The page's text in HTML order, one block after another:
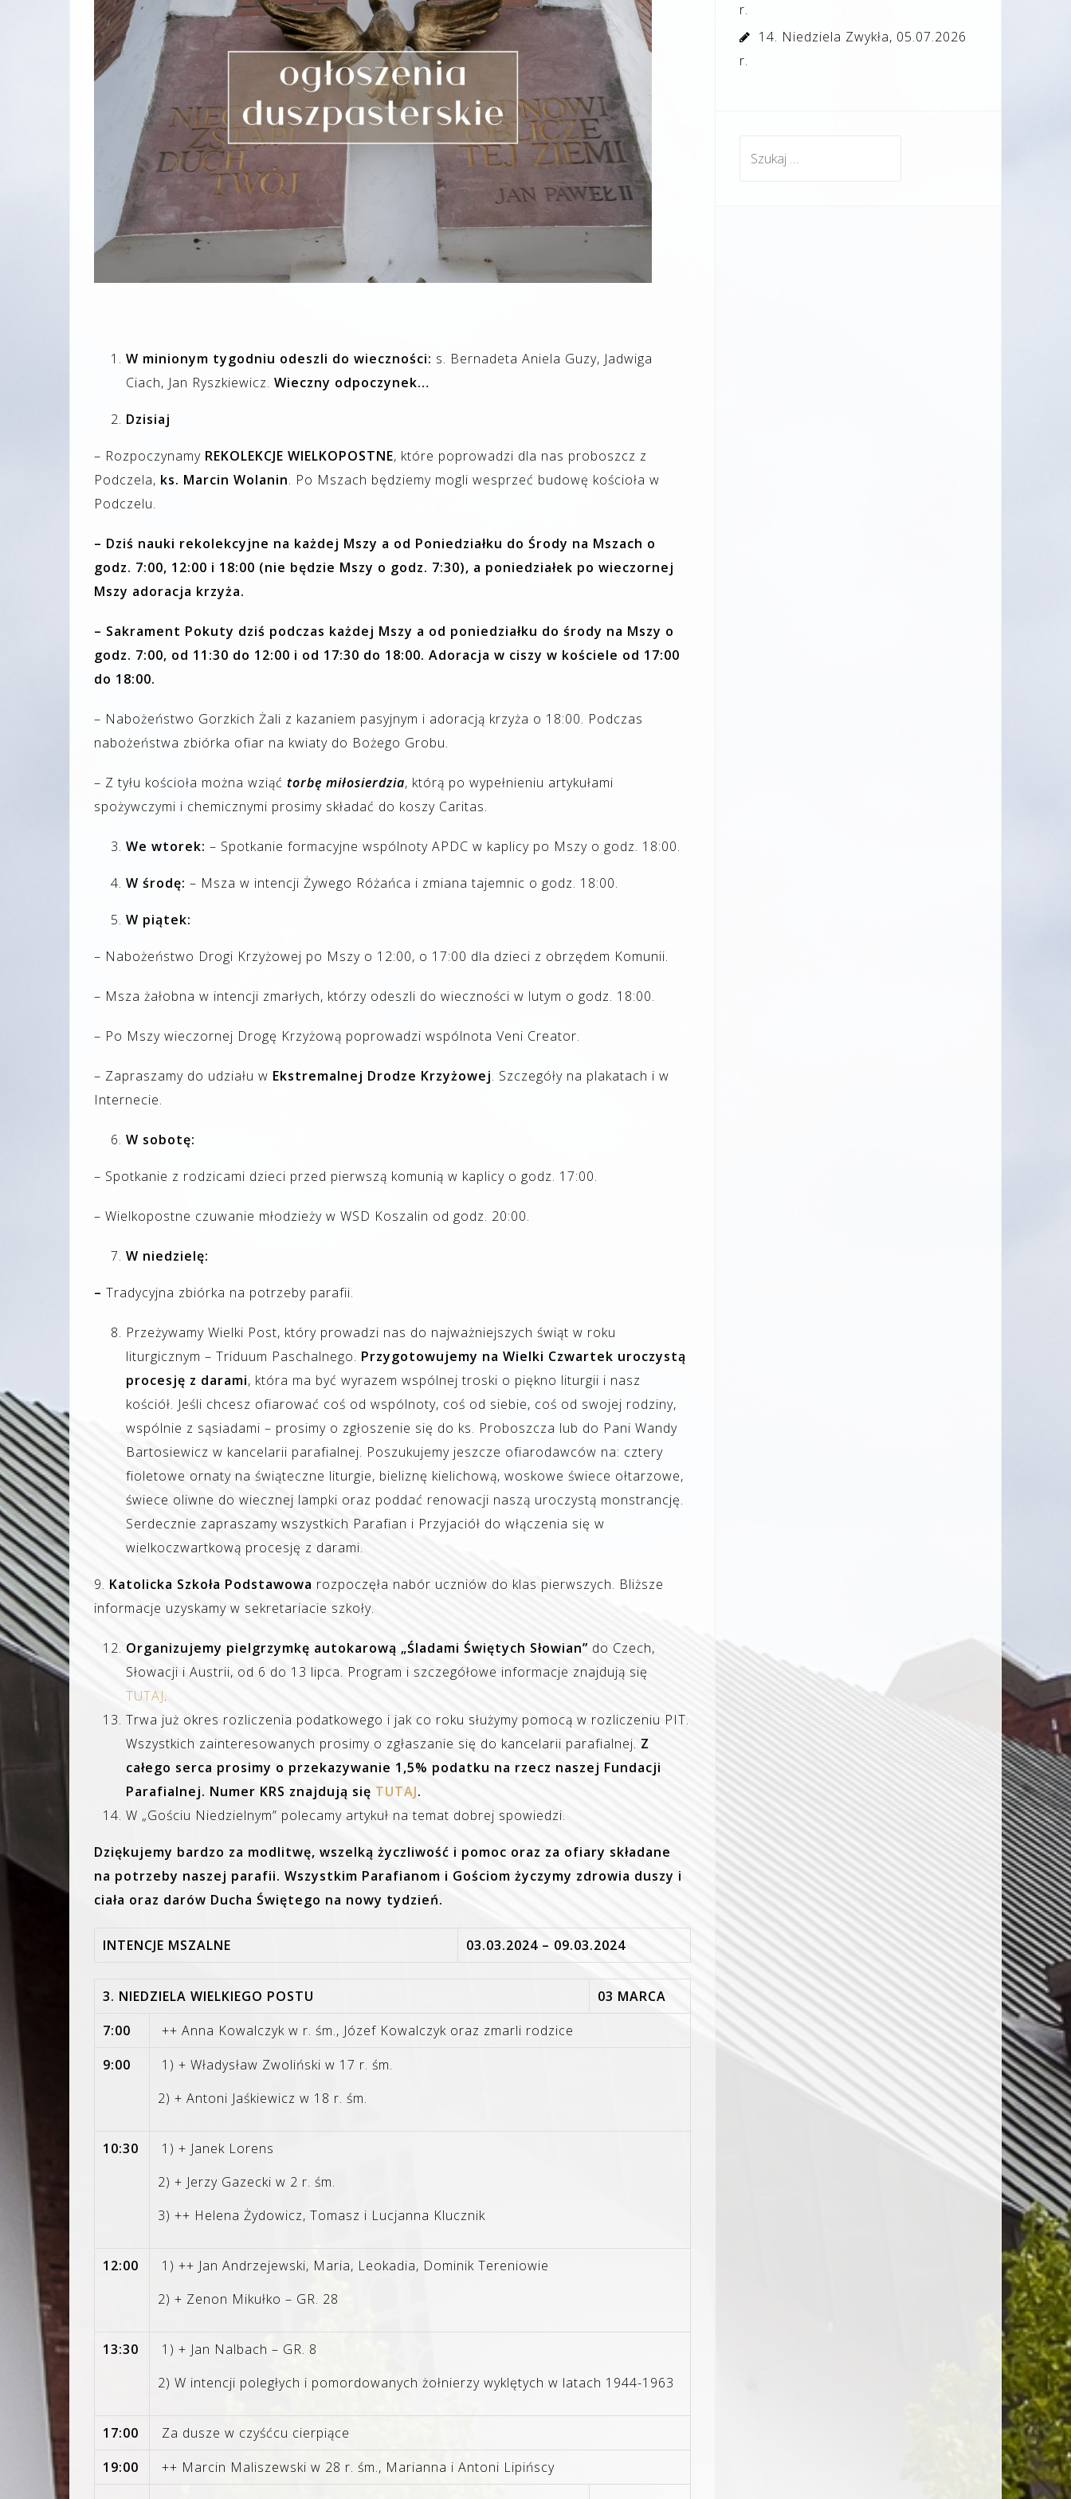
W minionym tygodniu odeszli do wieczności: s. Bernadeta Aniela Guzy, Jadwiga
Ciach, Jan Ryszkiewicz. Wieczny odpoczynek…
Dzisiaj
– Rozpoczynamy REKOLEKCJE WIELKOPOSTNE, które poprowadzi dla nas proboszcz z
Podczela, ks. Marcin Wolanin. Po Mszach będziemy mogli wesprzeć budowę kościoła w
Podczelu.
– Dziś nauki rekolekcyjne na każdej Mszy a od Poniedziałku do Środy na Mszach o
godz. 7:00, 12:00 i 18:00 (nie będzie Mszy o godz. 7:30), a poniedziałek po wieczornej
Mszy adoracja krzyża.
– Sakrament Pokuty dziś podczas każdej Mszy a od poniedziałku do środy na Mszy o
godz. 7:00, od 11:30 do 12:00 i od 17:30 do 18:00. Adoracja w ciszy w kościele od 17:00
do 18:00.
– Nabożeństwo Gorzkich Żali z kazaniem pasyjnym i adoracją krzyża o 18:00. Podczas
nabożeństwa zbiórka ofiar na kwiaty do Bożego Grobu.
– Z tyłu kościoła można wziąć torbę miłosierdzia, którą po wypełnieniu artykułami
spożywczymi i chemicznymi prosimy składać do koszy Caritas.
We wtorek: – Spotkanie formacyjne wspólnoty APDC w kaplicy po Mszy o godz. 18:00.
W środę: – Msza w intencji Żywego Różańca i zmiana tajemnic o godz. 18:00.
W piątek:
– Nabożeństwo Drogi Krzyżowej po Mszy o 12:00, o 17:00 dla dzieci z obrzędem Komunii.
– Msza żałobna w intencji zmarłych, którzy odeszli do wieczności w lutym o godz. 18:00.
– Po Mszy wieczornej Drogę Krzyżową poprowadzi wspólnota Veni Creator.
– Zapraszamy do udziału w Ekstremalnej Drodze Krzyżowej. Szczegóły na plakatach i w
Internecie.
W sobotę:
– Spotkanie z rodzicami dzieci przed pierwszą komunią w kaplicy o godz. 17:00.
– Wielkopostne czuwanie młodzieży w WSD Koszalin od godz. 20:00.
W niedzielę:
– Tradycyjna zbiórka na potrzeby parafii.
Przeżywamy Wielki Post, który prowadzi nas do najważniejszych świąt w roku
liturgicznym – Triduum Paschalnego. Przygotowujemy na Wielki Czwartek uroczystą
procesję z darami, która ma być wyrazem wspólnej troski o piękno liturgii i nasz
kościół. Jeśli chcesz ofiarować coś od wspólnoty, coś od siebie, coś od swojej rodziny,
wspólnie z sąsiadami – prosimy o zgłoszenie się do ks. Proboszcza lub do Pani Wandy
Bartosiewicz w kancelarii parafialnej. Poszukujemy jeszcze ofiarodawców na: cztery
fioletowe ornaty na świąteczne liturgie, bieliznę kielichową, woskowe świece ołtarzowe,
świece oliwne do wiecznej lampki oraz poddać renowacji naszą uroczystą monstrancję.
Serdecznie zapraszamy wszystkich Parafian i Przyjaciół do włączenia się w
wielkoczwartkową procesję z darami.
9. Katolicka Szkoła Podstawowa rozpoczęła nabór uczniów do klas pierwszych. Bliższe
informacje uzyskamy w sekretariacie szkoły.
Organizujemy pielgrzymkę autokarową „Śladami Świętych Słowian” do Czech,
Słowacji i Austrii, od 6 do 13 lipca. Program i szczegółowe informacje znajdują się
TUTAJ.
Trwa już okres rozliczenia podatkowego i jak co roku służymy pomocą w rozliczeniu PIT.
Wszystkich zainteresowanych prosimy o zgłaszanie się do kancelarii parafialnej. Z
całego serca prosimy o przekazywanie 1,5% podatku na rzecz naszej Fundacji
Parafialnej. Numer KRS znajdują się TUTAJ.
W „Gościu Niedzielnym” polecamy artykuł na temat dobrej spowiedzi.
Dziękujemy bardzo za modlitwę, wszelką życzliwość i pomoc oraz za ofiary składane
na potrzeby naszej parafii. Wszystkim Parafianom i Gościom życzymy zdrowia duszy i
ciała oraz darów Ducha Świętego na nowy tydzień.
INTENCJE MSZALNE 03.03.2024 – 09.03.2024
3. NIEDZIELA WIELKIEGO POSTU
03 MARCA
7:00
++ Anna Kowalczyk w r. śm., Józef Kowalczyk oraz zmarli rodzice
9:00
1) + Władysław Zwoliński w 17 r. śm.
2) + Antoni Jaśkiewicz w 18 r. śm.
10:30
1) + Janek Lorens
2) + Jerzy Gazecki w 2 r. śm.
3) ++ Helena Żydowicz, Tomasz i Lucjanna Klucznik
12:00
1) ++ Jan Andrzejewski, Maria, Leokadia, Dominik Tereniowie
2) + Zenon Mikułko – GR. 28
13:30
1) + Jan Nalbach – GR. 8
2) W intencji poległych i pomordowanych żołnierzy wyklętych w latach 1944-1963
17:00
Za dusze w czyśćcu cierpiące
19:00
++ Marcin Maliszewski w 28 r. śm., Marianna i Antoni Lipińscy
r.
14. Niedziela Zwykła, 05.07.2026
r.